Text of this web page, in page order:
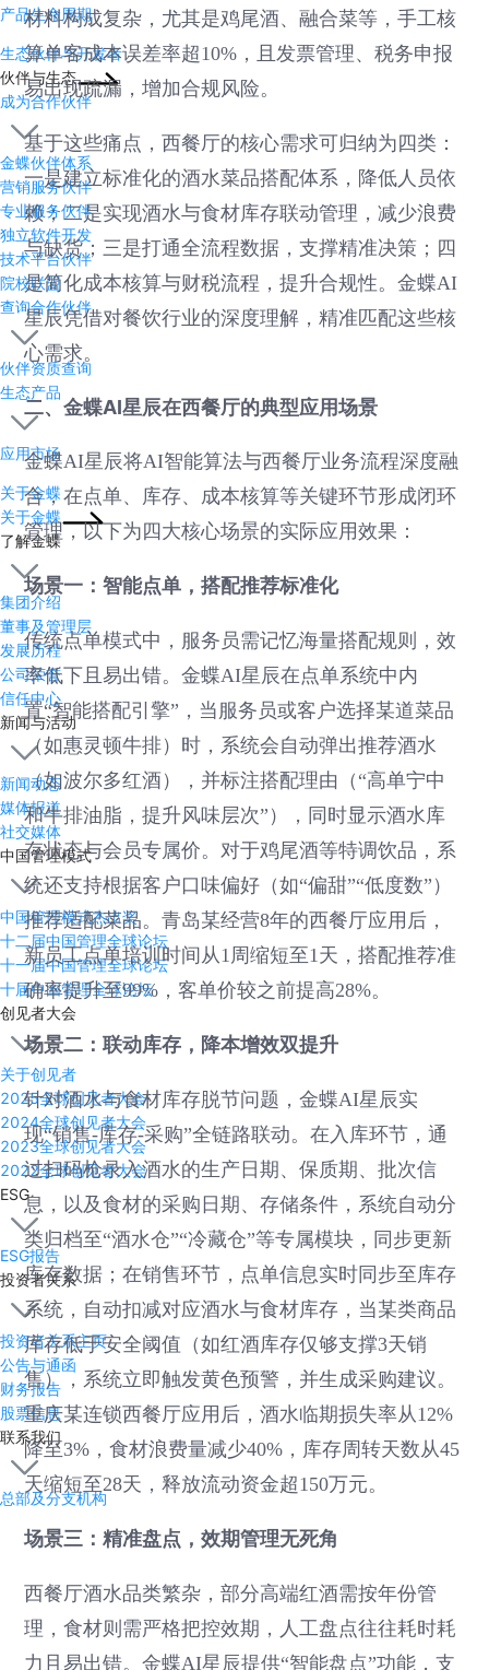
产品生命周期
生态伙伴与开发者
伙伴与生态
成为合作伙伴
金蝶伙伴体系
营销服务伙伴
专业服务伙伴
独立软件开发
技术平台伙伴
院校联盟
查询合作伙伴
伙伴资质查询
生态产品
应用市场
关于金蝶
关于金蝶
了解金蝶
集团介绍
董事及管理层
发展历程
公司荣誉
信任中心
新闻与活动
新闻动态
媒体报道
社交媒体
中国管理模式
中国管理模式杰出奖
十二届中国管理全球论坛
十一届中国管理全球论坛
十届中国管理全球论坛
创见者大会
关于创见者
2025全球创见者大会
2024全球创见者大会
2023全球创见者大会
2022全球创见者大会
ESG
ESG报告
投资者关系
投资者关系主页
公告与通函
财务报告
股票信息
联系我们
总部及分支机构
材料构成复杂，尤其是鸡尾酒、融合菜等，手工核
算单客成本误差率超10%，且发票管理、税务申报
易出现疏漏，增加合规风险。
基于这些痛点，西餐厅的核心需求可归纳为四类：
一是建立标准化的酒水菜品搭配体系，降低人员依
赖；二是实现酒水与食材库存联动管理，减少浪费
与缺货；三是打通全流程数据，支撑精准决策；四
是简化成本核算与财税流程，提升合规性。金蝶AI
星辰凭借对餐饮行业的深度理解，精准匹配这些核
心需求。
二、金蝶AI星辰在西餐厅的典型应用场景
金蝶AI星辰将AI智能算法与西餐厅业务流程深度融
合，在点单、库存、成本核算等关键环节形成闭环
管理，以下为四大核心场景的实际应用效果：
场景一：智能点单，搭配推荐标准化
传统点单模式中，服务员需记忆海量搭配规则，效
率低下且易出错。金蝶AI星辰在点单系统中内
置“智能搭配引擎”，当服务员或客户选择某道菜品
（如惠灵顿牛排）时，系统会自动弹出推荐酒水
（如波尔多红酒），并标注搭配理由（“高单宁中
和牛排油脂，提升风味层次”），同时显示酒水库
存状态与会员专属价。对于鸡尾酒等特调饮品，系
统还支持根据客户口味偏好（如“偏甜”“低度数”）
推荐适配菜品。青岛某经营8年的西餐厅应用后，
新员工点单培训时间从1周缩短至1天，搭配推荐准
确率提升至99%，客单价较之前提高28%。
场景二：联动库存，降本增效双提升
针对酒水与食材库存脱节问题，金蝶AI星辰实
现“销售-库存-采购”全链路联动。在入库环节，通
过扫码枪录入酒水的生产日期、保质期、批次信
息，以及食材的采购日期、存储条件，系统自动分
类归档至“酒水仓”“冷藏仓”等专属模块，同步更新
库存数据；在销售环节，点单信息实时同步至库存
系统，自动扣减对应酒水与食材库存，当某类商品
库存低于安全阈值（如红酒库存仅够支撑3天销
售），系统立即触发黄色预警，并生成采购建议。
重庆某连锁西餐厅应用后，酒水临期损失率从12%
降至3%，食材浪费量减少40%，库存周转天数从45
天缩短至28天，释放流动资金超150万元。
场景三：精准盘点，效期管理无死角
西餐厅酒水品类繁杂，部分高端红酒需按年份管
理，食材则需严格把控效期，人工盘点往往耗时耗
力且易出错。金蝶AI星辰提供“智能盘点”功能，支